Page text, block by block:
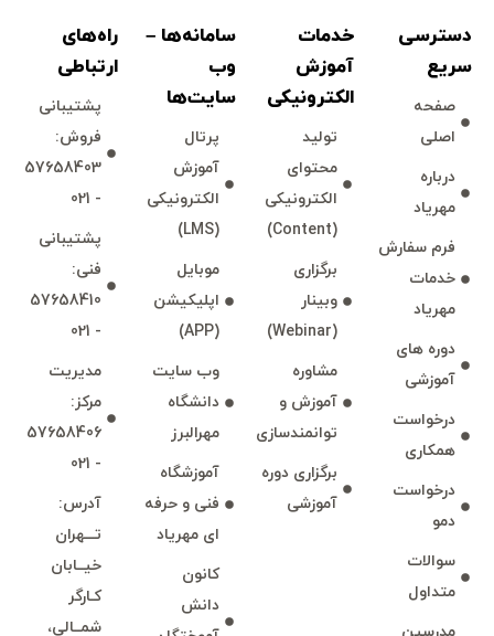
دسترسی
سريع
صفحه
اصلی
درباره
مهرياد
فرم سفارش
خدمات
مهرياد
دوره های
آموزشی
درخواست
همكاری
درخواست
دمو
سوالات
متداول
خدمات
آموزش
الكترونیكی
توليد
محتوای
الكترونیكی
(Content)
برگزاری
وبينار
(Webinar)
مشاوره
آموزش و
توانمند‌‌سازی
برگزاری دوره
آموزشی
سامانه‌ها –
وب
سايت‌ها
پرتال
آموزش
الكترونیكی
(LMS)
موبايل
اپليكيشن
(APP)
وب سايت
دانشگاه
مهرالبرز
آموزشگاه
فنی و حرفه
ای مهرياد
كانون
دانش
راه‌های
ارتباطی
پشتيبانی
فروش:
57658403
- 021
پشتيبانی
فنی:
57658410
- 021
مديريت
مركز:
57658406
- 021
آدرس:
تـــهران
خيــابان
كـارگر
شمــالی،